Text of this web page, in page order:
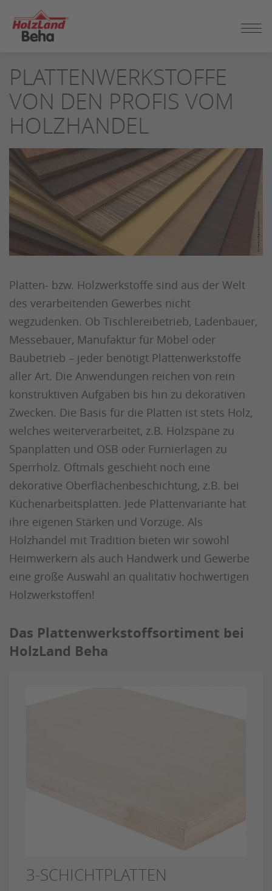
SEITENINHALT
SPRINGEN
PLATTENWERKSTOFFE
VON DEN PROFIS VOM
HOLZHANDEL
Platten- bzw. Holzwerkstoffe sind aus der Welt
des verarbeitenden Gewerbes nicht
wegzudenken. Ob Tischlereibetrieb, Ladenbauer,
Messebauer, Manufaktur für Möbel oder
Baubetrieb – jeder benötigt Plattenwerkstoffe
aller Art. Die Anwendungen reichen von rein
konstruktiven Aufgaben bis hin zu dekorativen
Zwecken. Die Basis für die Platten ist stets Holz,
welches weiterverarbeitet, z.B. Holzspäne zu
Spanplatten und OSB oder Furnierlagen zu
Sperrholz. Oftmals geschieht noch eine
dekorative Oberflächenbeschichtung, z.B. bei
Küchenarbeitsplatten. Jede Plattenvariante hat
ihre eigenen Stärken und Vorzüge. Als
Holzhandel mit Tradition bieten wir sowohl
Heimwerkern als auch Handwerk und Gewerbe
eine große Auswahl an qualitativ hochwertigen
Holzwerkstoffen!
Das Plattenwerkstoffsortiment bei
HolzLand Beha
3-SCHICHTPLATTEN